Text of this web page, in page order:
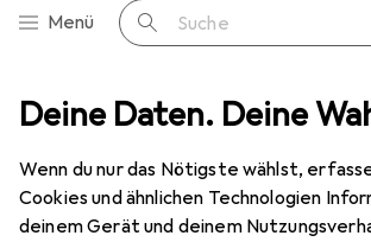
Deine Daten. Deine
Wenn du nur das Nötigste wählst,
Cookies und ähnlichen Technologien
deinem Gerät und deinem
Navigation nach Kategorien
Menü Suche
Arbeitshose Blakläder leichte
4 Bilder